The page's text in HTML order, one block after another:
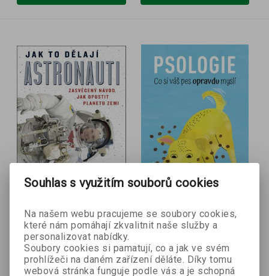
Jak to dělají
astronauti
Terry Virts
Psologie
Souhlas s využitím souborů cookies
Na našem webu pracujeme se soubory cookies,
které nám pomáhají zkvalitnit naše služby a
personalizovat nabídky.
Soubory cookies si pamatují, co a jak ve svém
prohlížeči na daném zařízení děláte. Díky tomu
webová stránka funguje podle vás a je schopná